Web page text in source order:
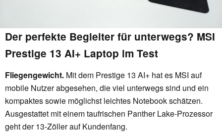
Der perfekte Begleiter für unterwegs? MSI
Prestige 13 AI+ Laptop im Test
Fliegengewicht. Mit dem Prestige 13 AI+ hat es MSI auf
mobile Nutzer abgesehen, die viel unterwegs sind und ein
kompaktes sowie möglichst leichtes Notebook schätzen.
Ausgestattet mit einem taufrischen Panther Lake-Prozessor
geht der 13-Zöller auf Kundenfang.